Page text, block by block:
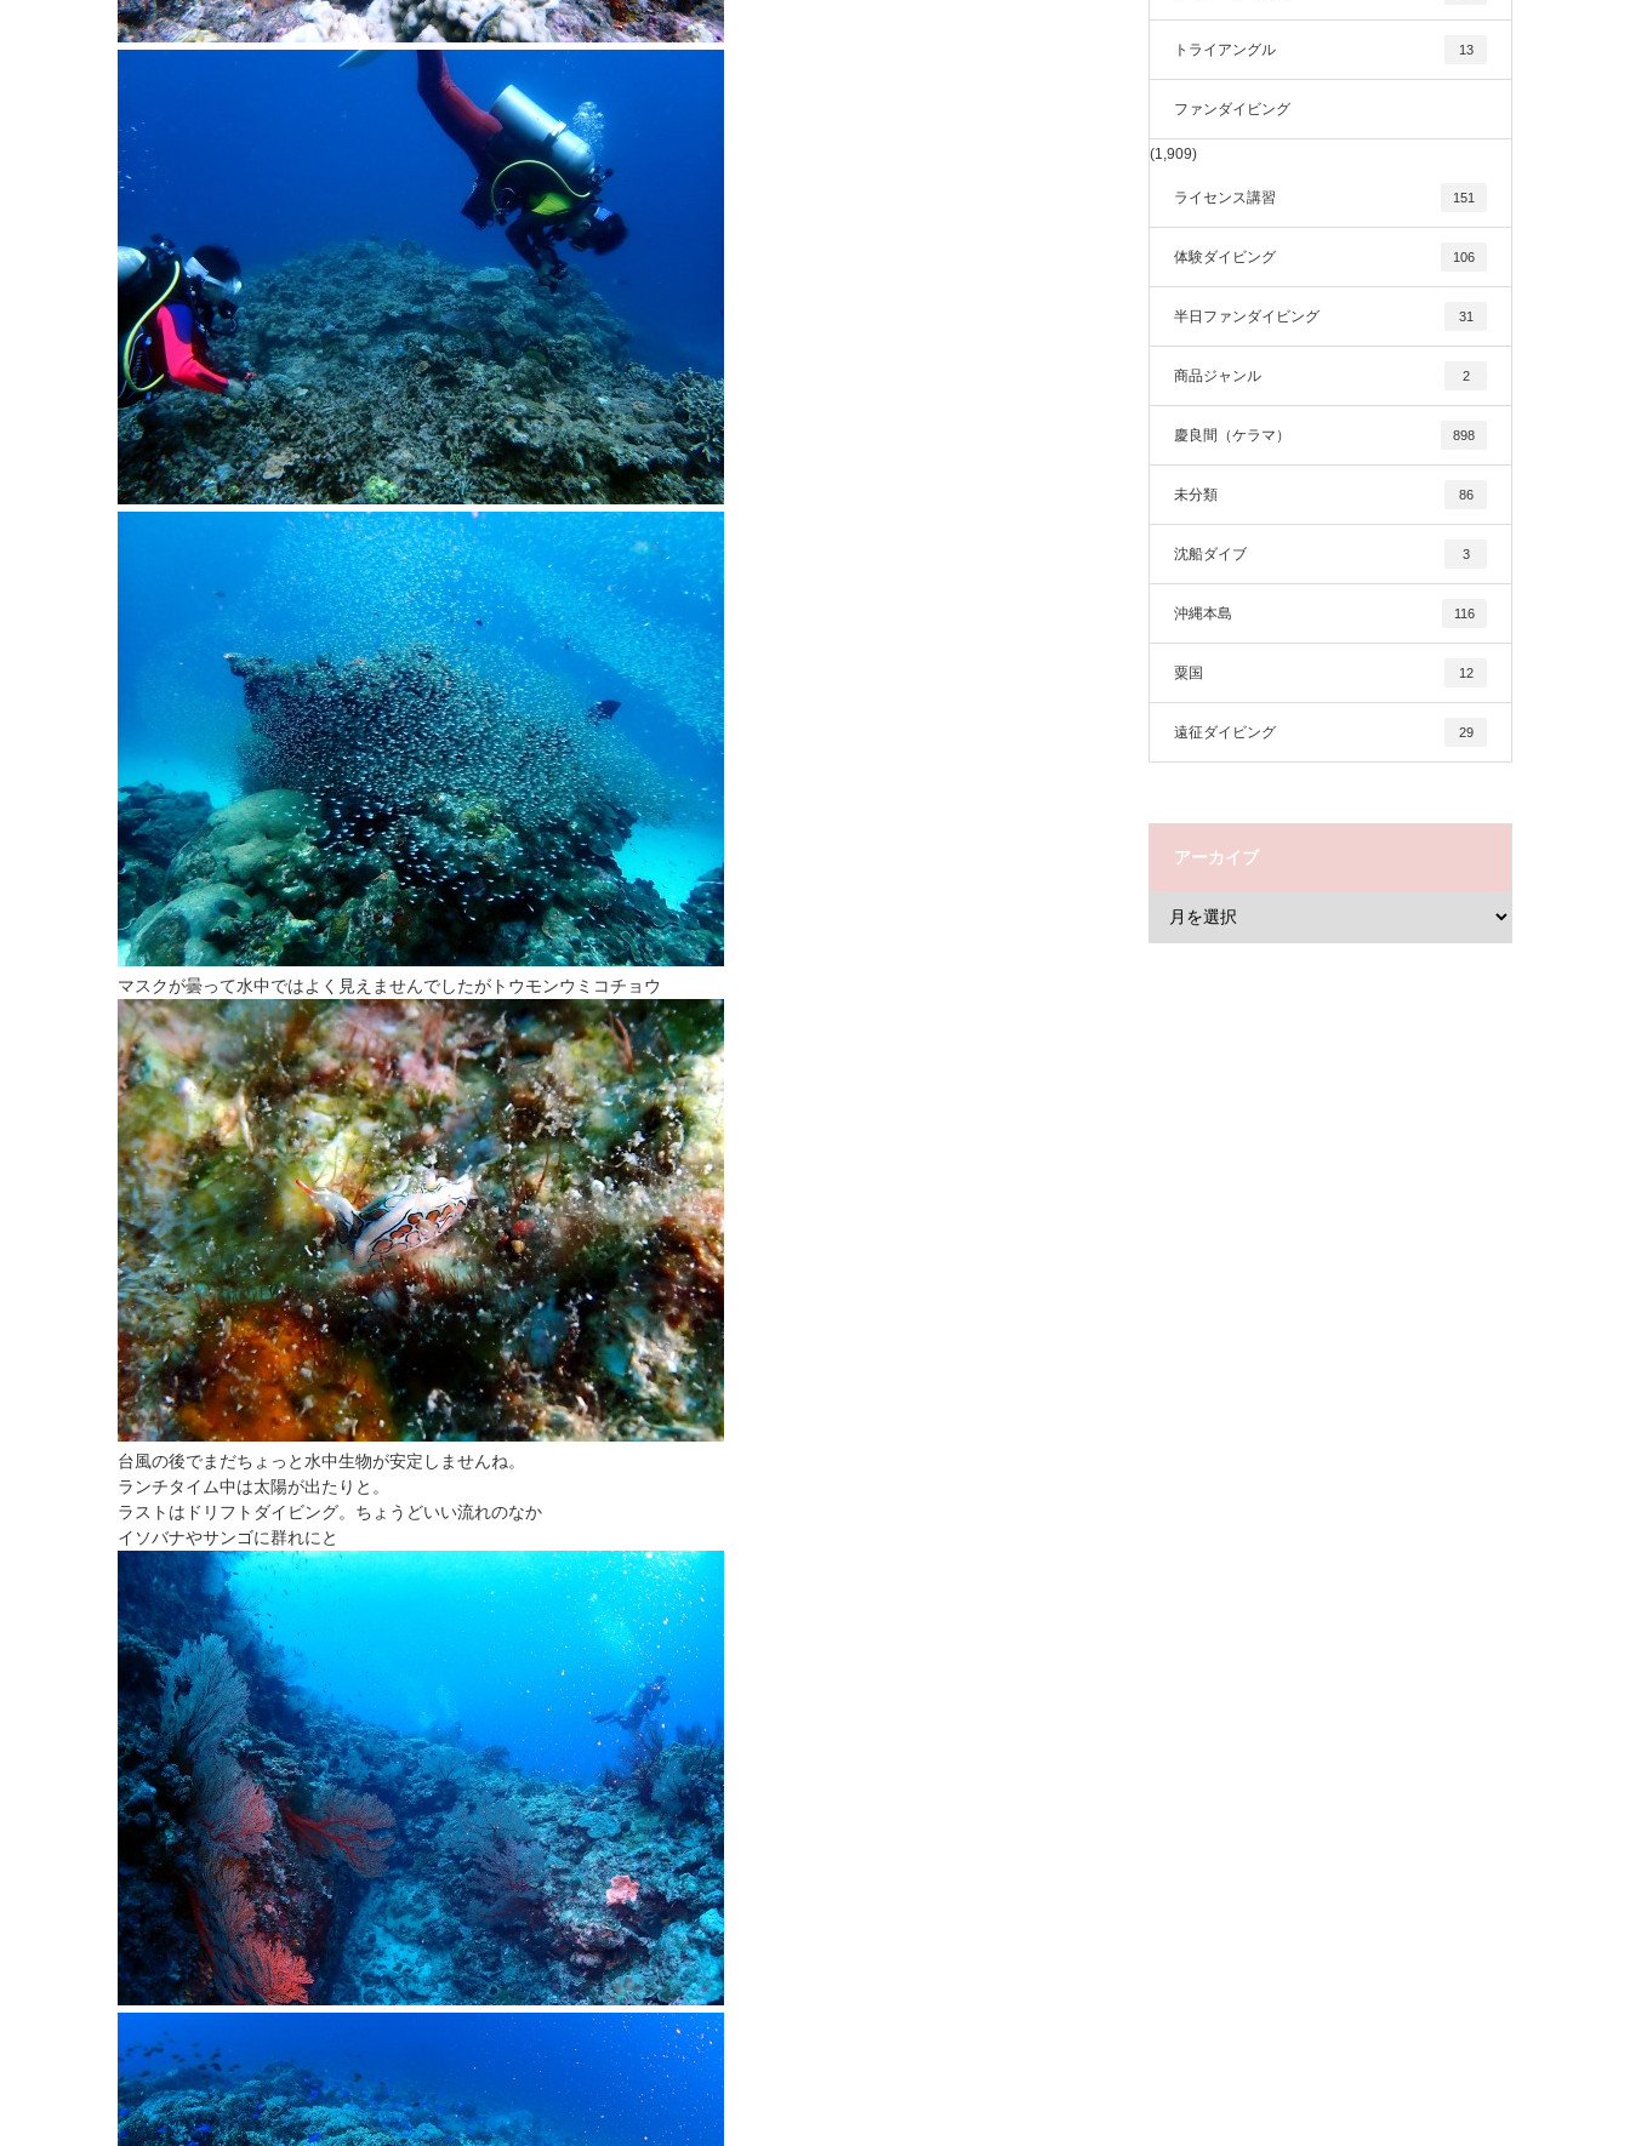
マスクが曇って水中ではよく見えませんでしたがトウモンウミコチョウ
台風の後でまだちょっと水中生物が安定しませんね。
ランチタイム中は太陽が出たりと。
ラストはドリフトダイビング。ちょうどいい流れのなか
イソバナやサンゴに群れにと
トライアングル 13
ファンダイビング
(1,909)
ライセンス講習 151
体験ダイビング 106
半日ファンダイビング 31
商品ジャンル 2
慶良間（ケラマ） 898
未分類 86
沈船ダイブ 3
沖縄本島 116
粟国 12
遠征ダイビング 29
アーカイブ